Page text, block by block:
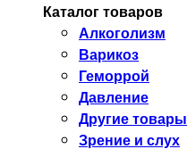
Каталог товаров
Алкоголизм
Варикоз
Геморрой
Давление
Другие товары
Зрение и слух